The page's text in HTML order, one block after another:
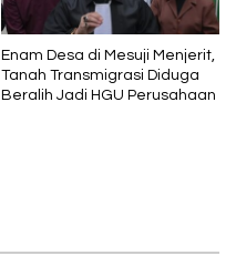
Enam Desa di Mesuji Menjerit,
Tanah Transmigrasi Diduga
Beralih Jadi HGU Perusahaan